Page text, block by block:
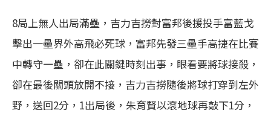
8局上無人出局滿壘，吉力吉撈對富邦後援投手富藍戈
擊出一壘界外高飛必死球，富邦先發三壘手高捷在比賽
中轉守一壘，卻在此關鍵時刻出事，眼看要將球接殺，
卻在最後關頭放開不接，吉力吉撈隨後將球打穿到左外
野，送回2分，1出局後，朱育賢以滾地球再敲下1分，